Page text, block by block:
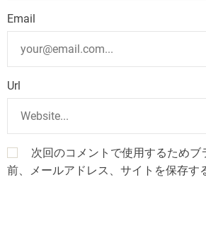
Email
Url
次回のコメントで使用するためブ
前、メールアドレス、サイトを保存す